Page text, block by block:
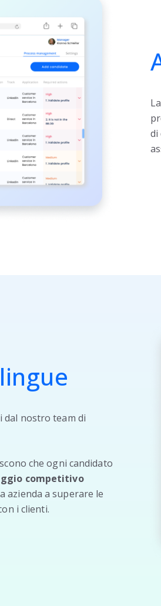
di
dal nostro team di
che ogni candidato
competitivo
azienda a superare le
i clienti.